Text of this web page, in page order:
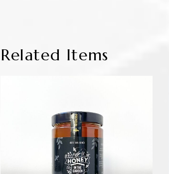
Related Items